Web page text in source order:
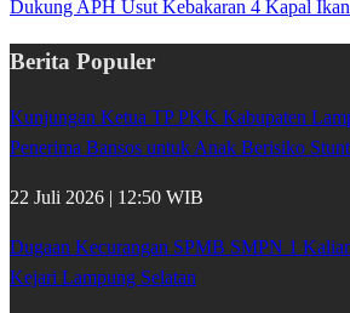
Dukung APH Usut Kebakaran 4 Kapal
Berita Populer
Kunjungan Ketua TP PKK Kabupaten
Penerima Bansos untuk Anak Berisiko
22 Juli 2026 | 12:50 WIB
Dugaan Kecurangan SPMB SMPN 1
Kejari Lampung Selatan